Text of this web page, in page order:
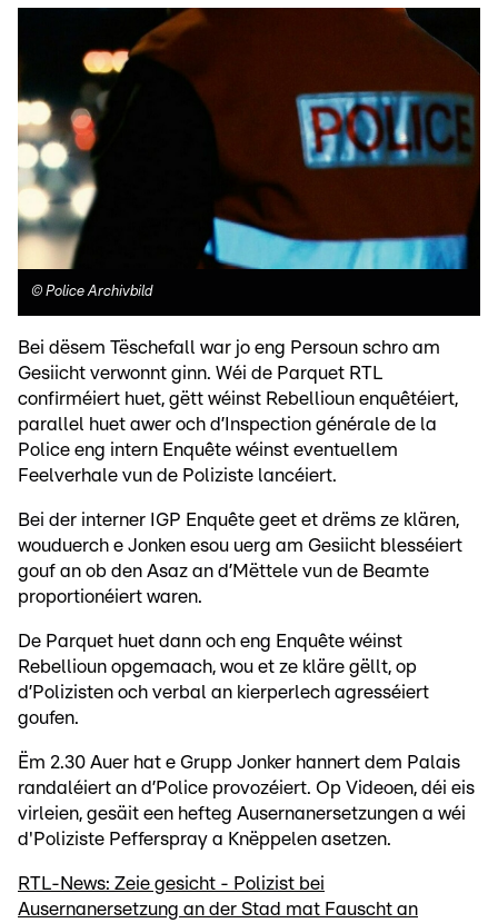
© Police Archivbild
Bei dësem Tëschefall war jo eng Persoun schro am
Gesiicht verwonnt ginn. Wéi de Parquet RTL
confirméiert huet, gëtt wéinst Rebellioun enquêtéiert,
parallel huet awer och d’Inspection générale de la
Police eng intern Enquête wéinst eventuellem
Feelverhale vun de Poliziste lancéiert.
Bei der interner IGP Enquête geet et drëms ze klären,
wouduerch e Jonken esou uerg am Gesiicht blesséiert
gouf an ob den Asaz an d’Mëttele vun de Beamte
proportionéiert waren.
De Parquet huet dann och eng Enquête wéinst
Rebellioun opgemaach, wou et ze kläre gëllt, op
d’Polizisten och verbal an kierperlech agresséiert
goufen.
Ëm 2.30 Auer hat e Grupp Jonker hannert dem Palais
randaléiert an d’Police provozéiert. Op Videoen, déi eis
virleien, gesäit een hefteg Ausernanersetzungen a wéi
d'Poliziste Pefferspray a Knëppelen asetzen.
RTL-News: Zeie gesicht - Polizist bei
Ausernanersetzung an der Stad mat Fauscht an